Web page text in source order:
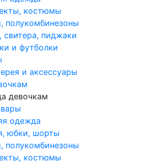
костюмы
полукомбинезоны
свитера, пиджаки
и футболки
и аксессуары
девочкам
одежда
юбки, шорты
полукомбинезоны
костюмы